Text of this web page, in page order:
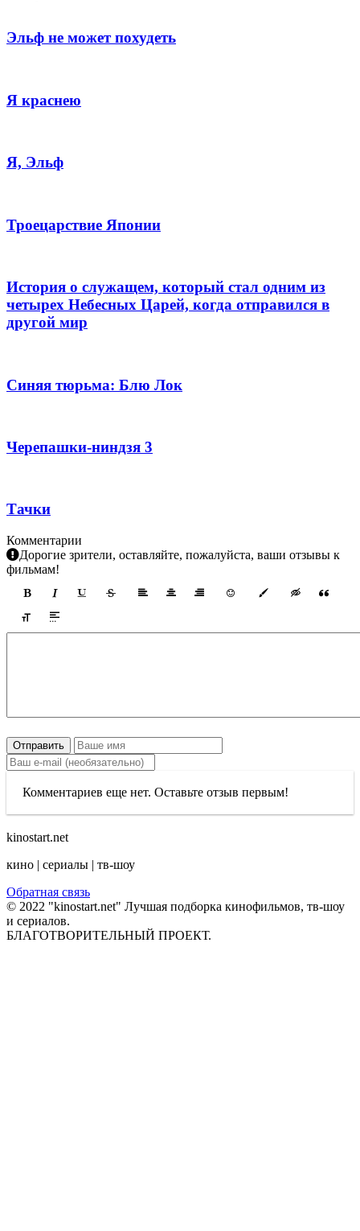
Эльф не может похудеть
Я краснею
Я, Эльф
Троецарствие Японии
История о служащем, который стал одним из
четырех Небесных Царей, когда отправился в
другой мир
Синяя тюрьма: Блю Лок
Черепашки-ниндзя 3
Тачки
Комментарии
Дорогие зрители, оставляйте, пожалуйста, ваши отзывы к
фильмам!
Отправить
Комментариев еще нет. Оставьте отзыв первым!
kinostart.net
кино | сериалы | тв-шоу
Обратная связь
© 2022 "kinostart.net" Лучшая подборка кинофильмов, тв-шоу
и сериалов.
БЛАГОТВОРИТЕЛЬНЫЙ ПРОЕКТ.